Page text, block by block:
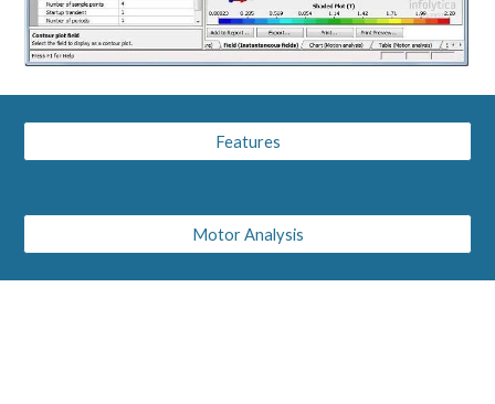
Features
Motor Analysis